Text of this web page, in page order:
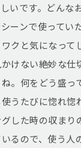
いです。どんな
ーンで使ってい
クと気になって
けない絶妙な仕
。何をどう盛っ
うたびに惚れ惚
した時の収まり
るので、使う人